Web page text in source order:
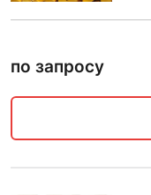
по запросу